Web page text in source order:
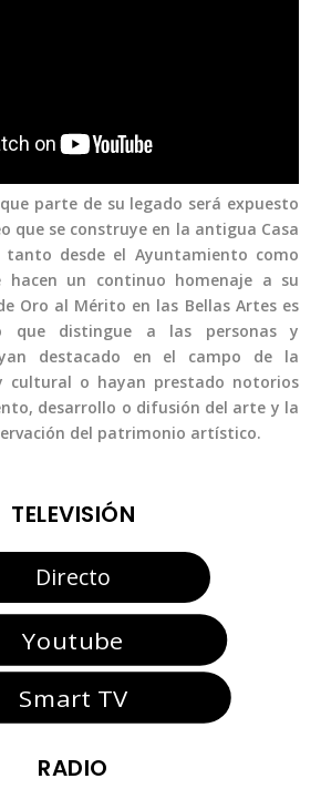
parte de su legado será expuesto
que se construye en la antigua Casa
tanto desde el Ayuntamiento como
hacen un continuo homenaje a su
Oro al Mérito en las Bellas Artes es
que distingue a las personas y
destacado en el campo de la
cultural o hayan prestado notorios
desarrollo o difusión del arte y la
del patrimonio artístico.
TELEVISIÓN
Directo
Youtube
Smart TV
RADIO